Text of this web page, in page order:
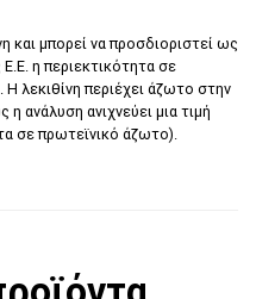
και μπορεί να προσδιοριστεί ως
η περιεκτικότητα σε
λεκιθίνη περιέχει άζωτο στην
ανάλυση ανιχνεύει μια τιμή
σε πρωτεϊνικό άζωτο).